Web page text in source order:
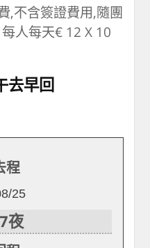
,不含簽證費用,隨團
人每天€ 12 X 10
去早回
程
25
夜